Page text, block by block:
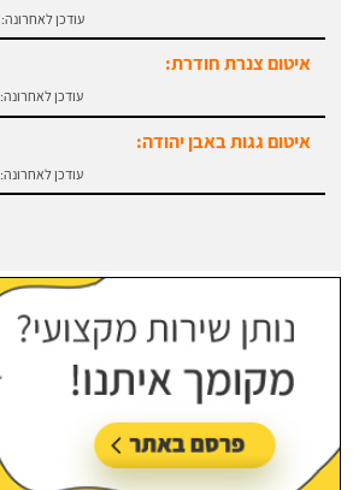
עודכן לאחרונה:
איטום צנרת חודרת:
עודכן לאחרונה:
איטום גגות באבן יהודה:
עודכן לאחרונה: